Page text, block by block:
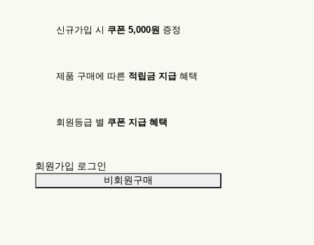
신규가입 시 쿠폰 5,000원 증정
제품 구매에 따른 적립금 지급 혜택
회원등급 별 쿠폰 지급 혜택
회원가입 로그인
비회원구매